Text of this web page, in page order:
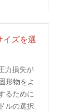
イズを選
力損失が
形物をよ
るために
ルの選択